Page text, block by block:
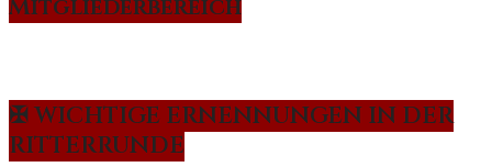
Mitgliederbereich
✠ WICHTIGE ERNENNUNGEN IN DER
RITTERRUNDE